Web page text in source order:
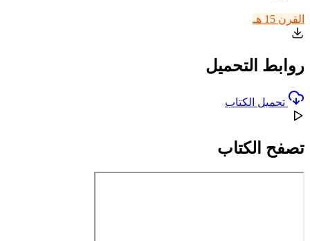
القرن 15 هـ
روابط التحميل
تحميل الكتاب
تصفح الكتاب